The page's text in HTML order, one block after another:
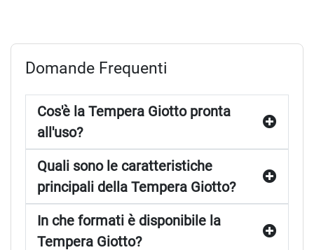
Domande Frequenti
Cos'è la Tempera Giotto pronta
all'uso?
Quali sono le caratteristiche
principali della Tempera Giotto?
In che formati è disponibile la
Tempera Giotto?